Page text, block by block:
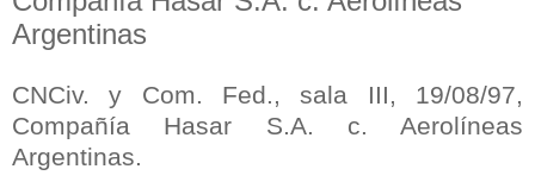
Argentinas
CNCiv. y Com. Fed., sala III, 19/08/97,
Compañía Hasar S.A. c. Aerolíneas
Argentinas.